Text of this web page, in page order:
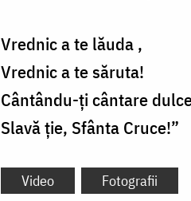
Vrednic a te lăuda ,
Vrednic a te săruta!
Cântându-ţi cântare
Slavă ţie, Sfânta Cruce!”
Video Fotografii